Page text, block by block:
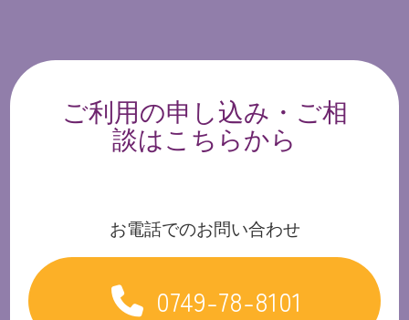
ご利用の申し込み・ご相
談はこちらから
お電話でのお問い合わせ
0749-78-8101